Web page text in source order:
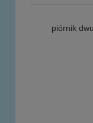
piórnik